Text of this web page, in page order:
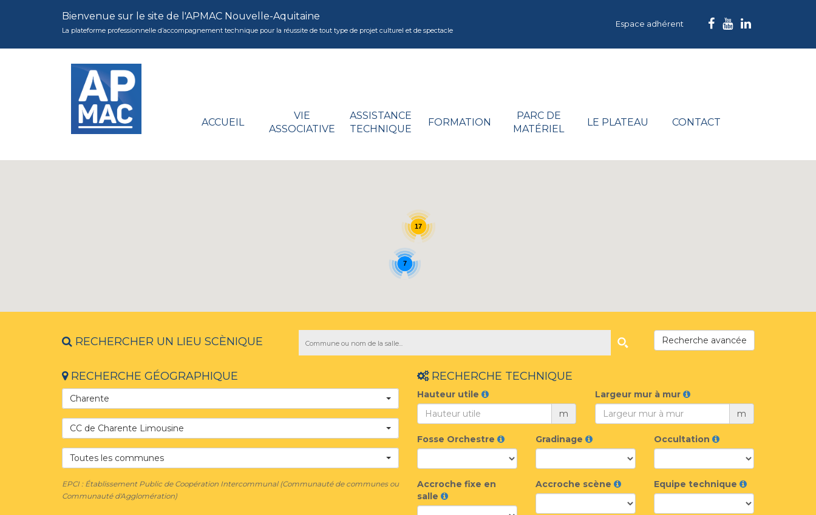
Bienvenue sur le site de l'APMAC Nouvelle-Aquitaine
La plateforme professionnelle d’accompagnement technique pour la réussite de tout type de projet culturel et de spectacle
Espace adhérent
ACCUEIL
VIE
ASSOCIATIVE
ASSISTANCE
TECHNIQUE
FORMATION
PARC DE
MATÉRIEL
LE PLATEAU CONTACT
7
17
RECHERCHER UN LIEU SCÈNIQUE Recherche avancée
RECHERCHE GÉOGRAPHIQUE
Charente
CC de Charente Limousine
Toutes les communes
EPCI : Établissement Public de Coopération Intercommunal (Communauté de communes ou
Communauté d'Agglomération)
RECHERCHE TECHNIQUE
Hauteur utile
m
Largeur mur à mur
m
Fosse Orchestre Gradinage Occultation
Accroche fixe en
salle
Accroche scène Equipe technique